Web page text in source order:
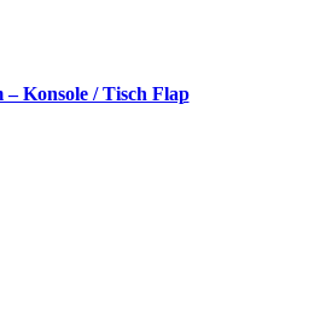
– Konsole / Tisch Flap